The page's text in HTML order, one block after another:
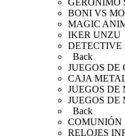
GERONIMO
BONI VS
MAGIC
IKER UNZU
DETECTIVE
Back
JUEGOS DE
CAJA
JUEGOS DE
JUEGOS DE
Back
COMUNIÓN
RELOJES